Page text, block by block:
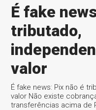
É fake
tributado,
valor
É fake news: Pix não é
valor Não existe
transferências acima de